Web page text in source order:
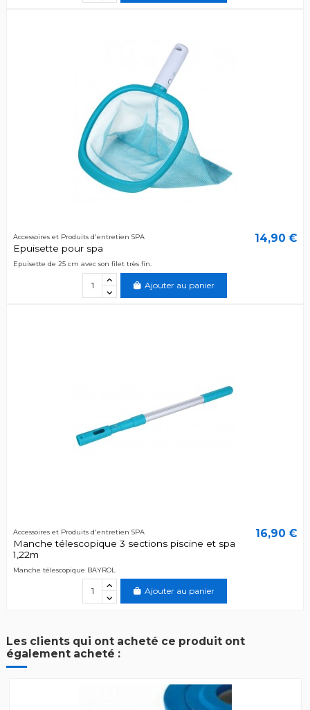
Accessoires et Produits d'entretien SPA
Epuisette pour spa
14,90 €
Epuisette de 25 cm avec son filet très fin.
Ajouter au panier
Accessoires et Produits d'entretien SPA
Manche télescopique 3 sections piscine et spa
1,22m
16,90 €
Manche télescopique BAYROL
Ajouter au panier
Les clients qui ont acheté ce produit ont
également acheté :